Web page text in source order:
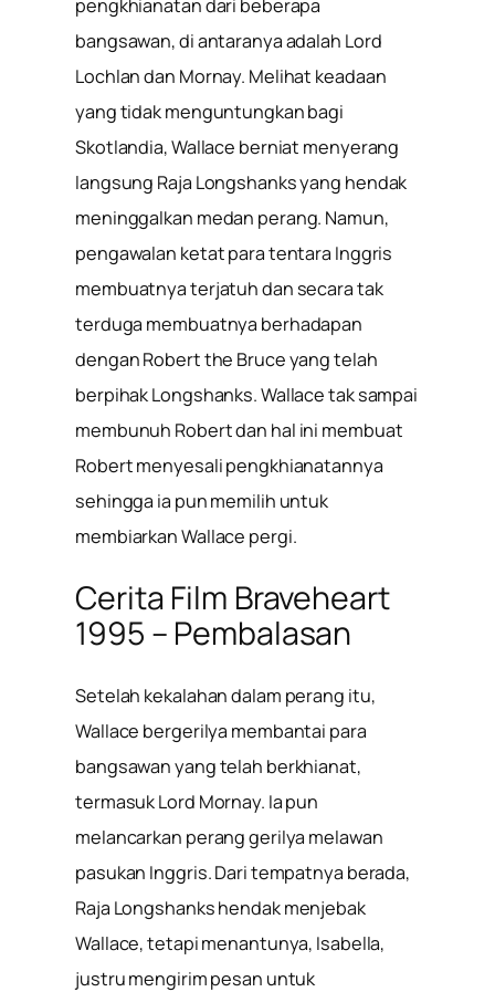
pengkhianatan dari beberapa
bangsawan, di antaranya adalah Lord
Lochlan dan Mornay. Melihat keadaan
yang tidak menguntungkan bagi
Skotlandia, Wallace berniat menyerang
langsung Raja Longshanks yang hendak
meninggalkan medan perang. Namun,
pengawalan ketat para tentara Inggris
membuatnya terjatuh dan secara tak
terduga membuatnya berhadapan
dengan Robert the Bruce yang telah
berpihak Longshanks. Wallace tak sampai
membunuh Robert dan hal ini membuat
Robert menyesali pengkhianatannya
sehingga ia pun memilih untuk
membiarkan Wallace pergi.
Cerita Film Braveheart
1995 – Pembalasan
Setelah kekalahan dalam perang itu,
Wallace bergerilya membantai para
bangsawan yang telah berkhianat,
termasuk Lord Mornay. Ia pun
melancarkan perang gerilya melawan
pasukan Inggris. Dari tempatnya berada,
Raja Longshanks hendak menjebak
Wallace, tetapi menantunya, Isabella,
justru mengirim pesan untuk